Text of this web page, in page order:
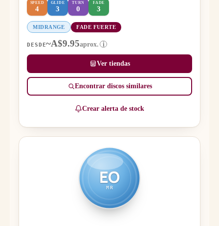
SPEED
4
GLIDE
3
TURN
0
FADE
3
MIDRANGE FADE FUERTE
DESDE~A$9.95aprox. i
Ver tiendas
Encontrar discos similares
Crear alerta de stock
EO
MR